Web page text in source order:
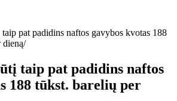
pat padidins naftos gavybos kvotas 188
dieną
taip pat padidins naftos
188 tūkst. barelių per